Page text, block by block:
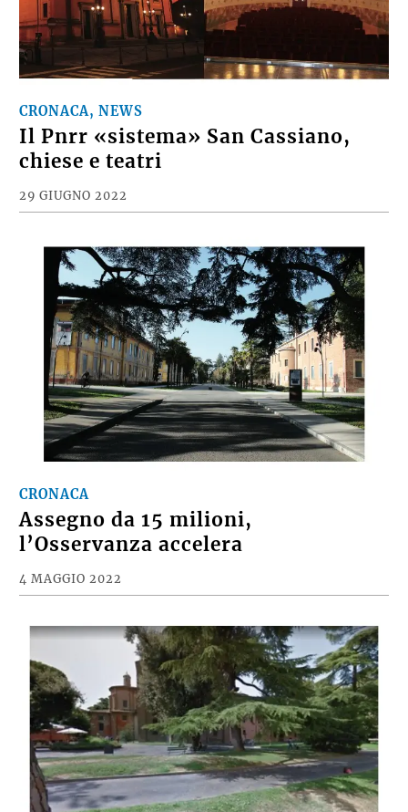
CRONACA, NEWS
Il Pnrr «sistema» San Cassiano,
chiese e teatri
29 GIUGNO 2022
CRONACA
Assegno da 15 milioni,
l’Osservanza accelera
4 MAGGIO 2022